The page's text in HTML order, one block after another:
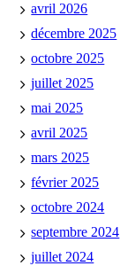
avril 2026
décembre 2025
octobre 2025
juillet 2025
mai 2025
avril 2025
mars 2025
février 2025
octobre 2024
septembre 2024
juillet 2024